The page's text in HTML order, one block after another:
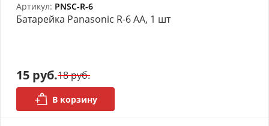
Артикул: PNSC-R-6
Батарейка Panasonic R-6 AA, 1 шт
15 руб.18 руб.
В корзину